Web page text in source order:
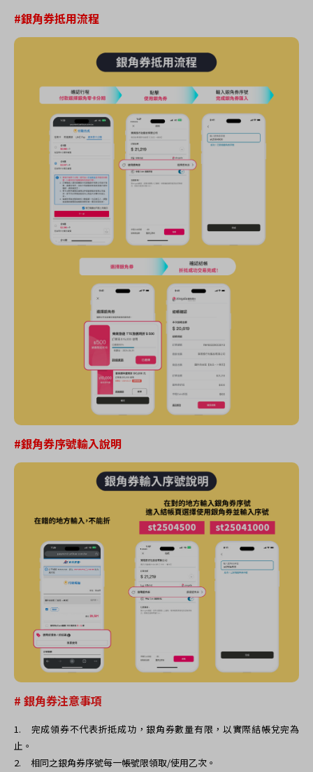
#銀角券抵用流程
#銀角券序號輸入說明
# 銀角券注意事項
1.
完成領券不代表折抵成功，銀角券數量有限，以實際結帳兌完為
止。
2.
相同之銀角券序號每一帳號限領取/使用乙次。